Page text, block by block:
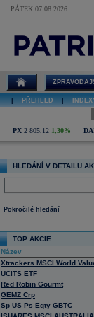
PÁTEK 07.08.2026
Phillips 66
PŘEHLED
PX 2 805,12 1,30%
HLEDÁNÍ V DETAILU
Pokročilé hledání
TOP AKCIE
Název
Xtrackers MSCI World
UCITS ETF
Red Robin Gourmt
GEMZ Crp
Sp US Ps Eqty GBTC